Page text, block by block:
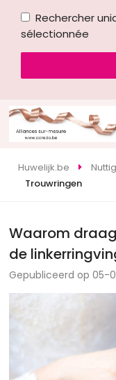
Rechercher
sélectionnée
Huwelijk.be
Trouwringen
Waarom
de
Gepubliceerd op 05-